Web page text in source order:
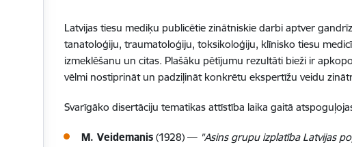
Latvijas tiesu mediķu publicētie zinātniskie darbi aptver
tanatoloģiju, traumatoloģiju, toksikoloģiju, klīnisko tiesu
izmeklēšanu un citas. Plašāku pētījumu rezultāti bieži ir
vēlmi nostiprināt un padziļināt konkrētu ekspertīžu veidu
Svarīgāko disertāciju tematikas attīstība laika gaitā
M. Veidemanis (1928) — "Asins grupu izplatība Latvijas